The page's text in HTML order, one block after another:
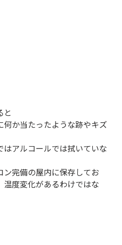
と
か当たったような跡やキズ
ルコールでは拭いていな
備の屋内に保存してお
度変化があるわけではな